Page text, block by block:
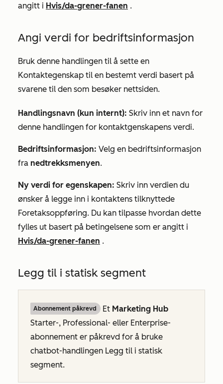
angitt i Hvis/da-grener-fanen .
Angi verdi for bedriftsinformasjon
Bruk denne handlingen til å sette en
Kontaktegenskap til en bestemt verdi basert på
svarene til den som besøker nettsiden.
Handlingsnavn (kun internt): Skriv inn et navn for
denne handlingen for kontaktgenskapens verdi.
Bedriftsinformasjon: Velg en bedriftsinformasjon
fra nedtrekksmenyen.
Ny verdi for egenskapen: Skriv inn verdien du
ønsker å legge inn i kontaktens tilknyttede
Foretaksoppføring. Du kan tilpasse hvordan dette
fylles ut basert på betingelsene som er angitt i
Hvis/da-grener-fanen .
Legg til i statisk segment
Abonnement påkrevd Et Marketing Hub
Starter-, Professional- eller Enterprise-
abonnement er påkrevd for å bruke
chatbot-handlingen Legg til i statisk
segment.